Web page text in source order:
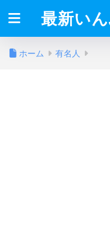
最新い
ホーム 有名人